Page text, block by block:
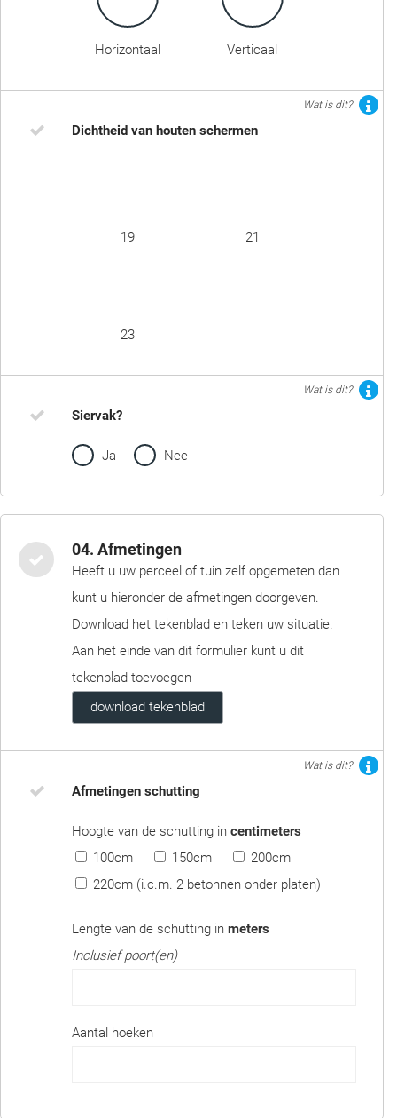
Horizontaal Verticaal
Wat is dit?
Dichtheid van houten schermen
19 21
23
Wat is dit?
Siervak?
Ja Nee
04. Afmetingen
Heeft u uw perceel of tuin zelf opgemeten dan
kunt u hieronder de afmetingen doorgeven.
Download het tekenblad en teken uw situatie.
Aan het einde van dit formulier kunt u dit
tekenblad toevoegen
download tekenblad
Wat is dit?
Afmetingen schutting
Hoogte van de schutting in centimeters
100cm
150cm
200cm
220cm (i.c.m. 2 betonnen onder platen)
Lengte van de schutting in meters
Inclusief poort(en)
Aantal hoeken